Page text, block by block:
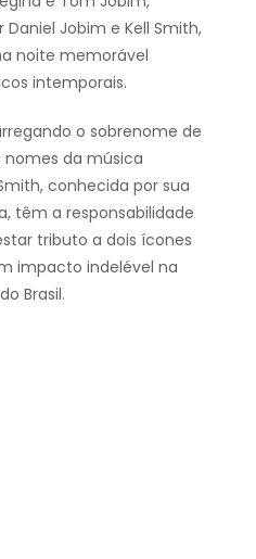
Jobim e Kell Smith,
noite memorável
intemporais.
o sobrenome de
da música
conhecida por sua
têm a responsabilidade
tributo a dois ícones
impacto indelével na
Brasil.